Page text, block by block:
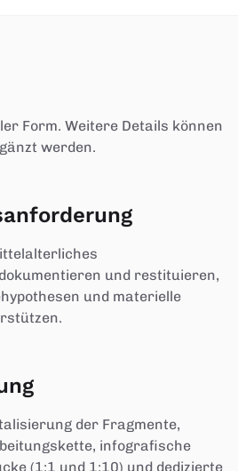
Form. Weitere Details können
werden.
und restituieren,
und materielle
der Fragmente,
infografische
(1:1 und 1:10) und dedizierte